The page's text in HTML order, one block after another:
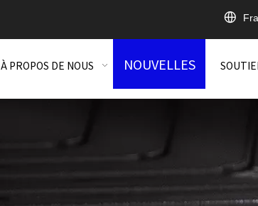
À PROPOS DE NOUS NOUVELLES